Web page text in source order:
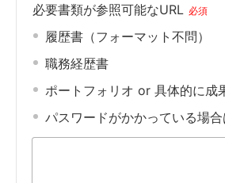
必要書類が参照可能なURL 必須
履歴書（フォーマット不問）
職務経歴書
ポートフォリオ or 具体的に成
パスワードがかかっている場